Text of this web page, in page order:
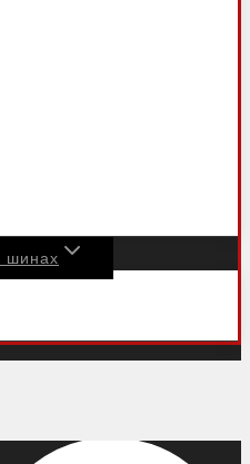
шинах